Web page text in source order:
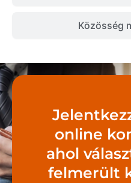
Közösség
online
ahol
felmerült